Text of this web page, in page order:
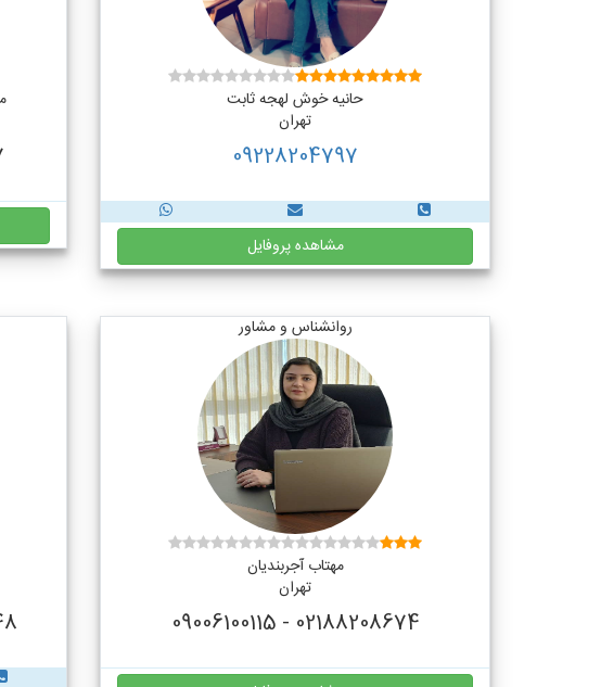
حانیه خوش لهجه ثابت
تهران
09228204797
مشاهده پروفایل
روانشناس و مشاور
مهتاب آجربندیان
تهران
02188208674 - 09006100115